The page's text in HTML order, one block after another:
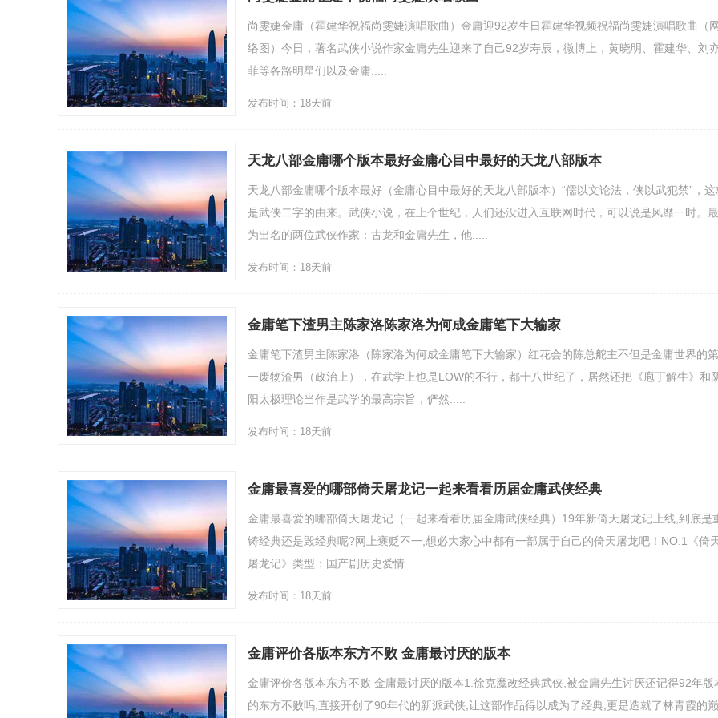
尚雯婕金庸（霍建华祝福尚雯婕演唱歌曲）金庸迎92岁生日霍建华视频祝福尚雯婕演唱歌曲（网
络图）今日，著名武侠小说作家金庸先生迎来了自己92岁寿辰，微博上，黄晓明、霍建华、刘
菲等各路明星们以及金庸.....
发布时间：18天前
天龙八部金庸哪个版本最好金庸心目中最好的天龙八部版本
天龙八部金庸哪个版本最好（金庸心目中最好的天龙八部版本）“儒以文论法，侠以武犯禁”，这
是武侠二字的由来。武侠小说，在上个世纪，人们还没进入互联网时代，可以说是风靡一时。最
为出名的两位武侠作家：古龙和金庸先生，他.....
发布时间：18天前
金庸笔下渣男主陈家洛陈家洛为何成金庸笔下大输家
金庸笔下渣男主陈家洛（陈家洛为何成金庸笔下大输家）红花会的陈总舵主不但是金庸世界的第
一废物渣男（政治上），在武学上也是LOW的不行，都十八世纪了，居然还把《庖丁解牛》和
阳太极理论当作是武学的最高宗旨，俨然.....
发布时间：18天前
金庸最喜爱的哪部倚天屠龙记一起来看看历届金庸武侠经典
金庸最喜爱的哪部倚天屠龙记（一起来看看历届金庸武侠经典）19年新倚天屠龙记上线,到底是
铸经典还是毁经典呢?网上褒贬不一,想必大家心中都有一部属于自己的倚天屠龙吧！NO.1《倚
屠龙记》类型：国产剧历史爱情.....
发布时间：18天前
金庸评价各版本东方不败 金庸最讨厌的版本
金庸评价各版本东方不败 金庸最讨厌的版本1.徐克魔改经典武侠,被金庸先生讨厌还记得92年版
的东方不败吗,直接开创了90年代的新派武侠,让这部作品得以成为了经典,更是造就了林青霞的巅